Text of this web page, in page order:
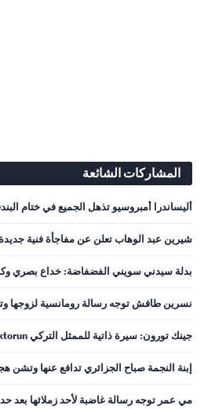
المشاركات الشائعة
أليساندرا أمبروسيو تذهل الجميع في ختام
شيرين عبد الوهاب تعلن عن مفاجأة فنية جديدة
بدلة سيدني سويني الفضفاضة: خداع بصري
نسرين طافش توجه رسالة رومانسية لزوجها
جينك تورون: سيرة ذاتية للممثل التركي cenktorun وأعماله الفنية
إبنة النجمة صباح الجزائري تدافع عنها وتشن
مي عمر توجه رسالة غاضبة لأحد زملائها بعد